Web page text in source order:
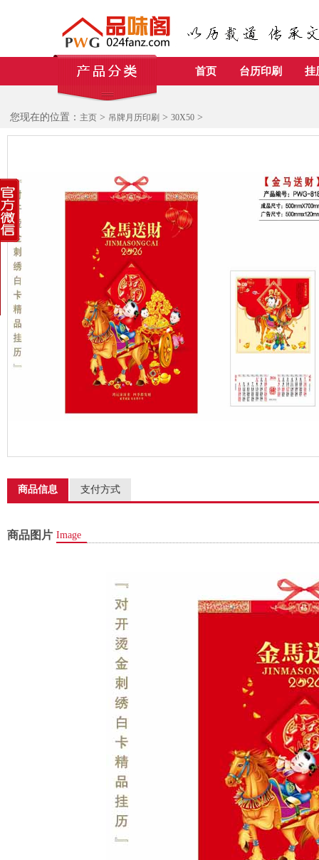
首页 台历印刷 挂
您现在的位置： 主页 > 吊牌月历印刷 > 30X50 >
商品信息 支付方式
商品图片 Image